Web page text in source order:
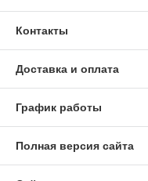
Контакты
Доставка и оплата
График работы
Полная версия сайта